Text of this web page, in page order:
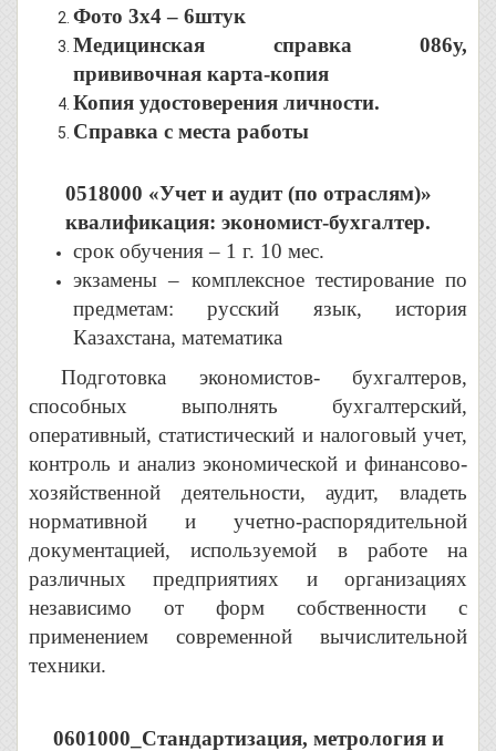
Фото 3х4 – 6штук
Медицинская справка 086у,
прививочная карта-копия
Копия удостоверения личности.
Справка с места работы
0518000 «Учет и аудит (по отраслям)»
квалификация: экономист-бухгалтер.
срок обучения – 1 г. 10 мес.
экзамены – комплексное тестирование по
предметам: русский язык, история
Казахстана, математика
Подготовка экономистов- бухгалтеров,
способных выполнять бухгалтерский,
оперативный, статистический и налоговый учет,
контроль и анализ экономической и финансово-
хозяйственной деятельности, аудит, владеть
нормативной и учетно-распорядительной
документацией, используемой в работе на
различных предприятиях и организациях
независимо от форм собственности с
применением современной вычислительной
техники.
0601000_Стандартизация, метрология и